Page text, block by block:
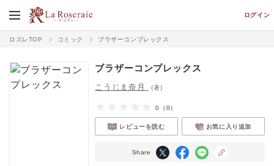
ログイン
ロズレTOP コミック ブラザーコンプレックス
ブラザーコンプレックス
こうじま奈月 (著)
0 （0）
レビューを読む お気に入り追加
Share